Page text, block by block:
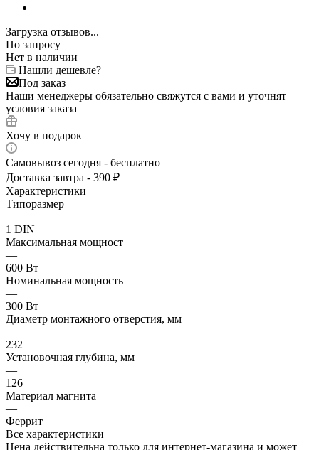
Загрузка отзывов...
По запросу
Нет в наличии
Нашли дешевле?
Под заказ
Наши менеджеры обязательно свяжутся с вами и уточнят
условия заказа
Хочу в подарок
Самовывоз сегодня - бесплатно
Доставка завтра - 390 ₽
Характеристики
Типоразмер
—
1 DIN
Максимальная мощност
—
600 Вт
Номинальная мощность
—
300 Вт
Диаметр монтажного отверстия, мм
—
232
Установочная глубина, мм
—
126
Материал магнита
—
Феррит
Все характеристики
Цена действительна только для интернет-магазина и может